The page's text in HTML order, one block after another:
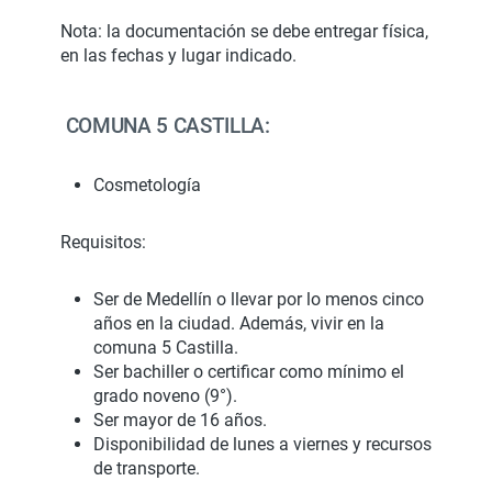
Nota: la documentación se debe entregar física,
en las fechas y lugar indicado.
COMUNA 5 CASTILLA:
Cosmetología
Requisitos:
Ser de Medellín o llevar por lo menos cinco
años en la ciudad. Además, vivir en la
comuna 5 Castilla.
Ser bachiller o certificar como mínimo el
grado noveno (9°).
Ser mayor de 16 años.
Disponibilidad de lunes a viernes y recursos
de transporte.